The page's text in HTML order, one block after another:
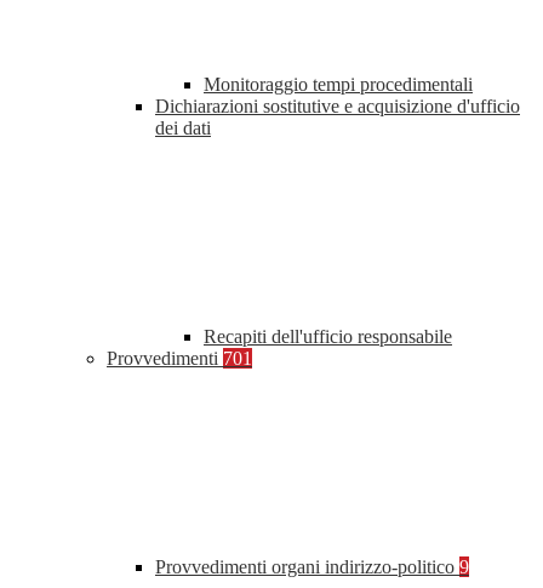
Monitoraggio tempi procedimentali
Dichiarazioni sostitutive e acquisizione d'ufficio
dei dati
Recapiti dell'ufficio responsabile
Provvedimenti 701
Provvedimenti organi indirizzo-politico 9